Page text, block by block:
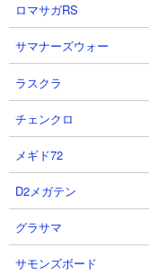
注意すべき敵
わんこずきんミーニャ
ロマサガRS
サマナーズウォー
ラスクラ
チェンクロ
メギド72
D2メガテン
グラサマ
サモンズボード